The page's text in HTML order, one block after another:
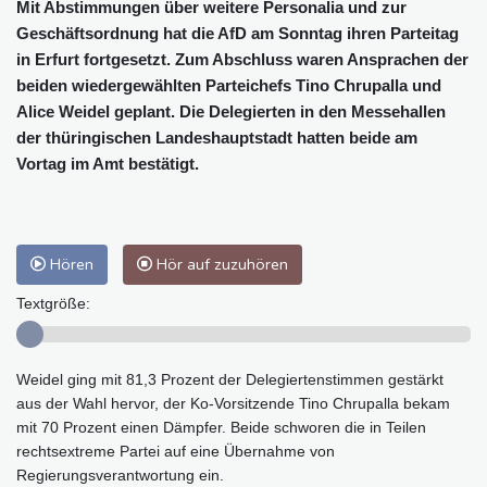
Mit Abstimmungen über weitere Personalia und zur
Geschäftsordnung hat die AfD am Sonntag ihren Parteitag
in Erfurt fortgesetzt. Zum Abschluss waren Ansprachen der
beiden wiedergewählten Parteichefs Tino Chrupalla und
Alice Weidel geplant. Die Delegierten in den Messehallen
der thüringischen Landeshauptstadt hatten beide am
Vortag im Amt bestätigt.
Hören Hör auf zuzuhören
Textgröße:
Weidel ging mit 81,3 Prozent der Delegiertenstimmen gestärkt
aus der Wahl hervor, der Ko-Vorsitzende Tino Chrupalla bekam
mit 70 Prozent einen Dämpfer. Beide schworen die in Teilen
rechtsextreme Partei auf eine Übernahme von
Regierungsverantwortung ein.